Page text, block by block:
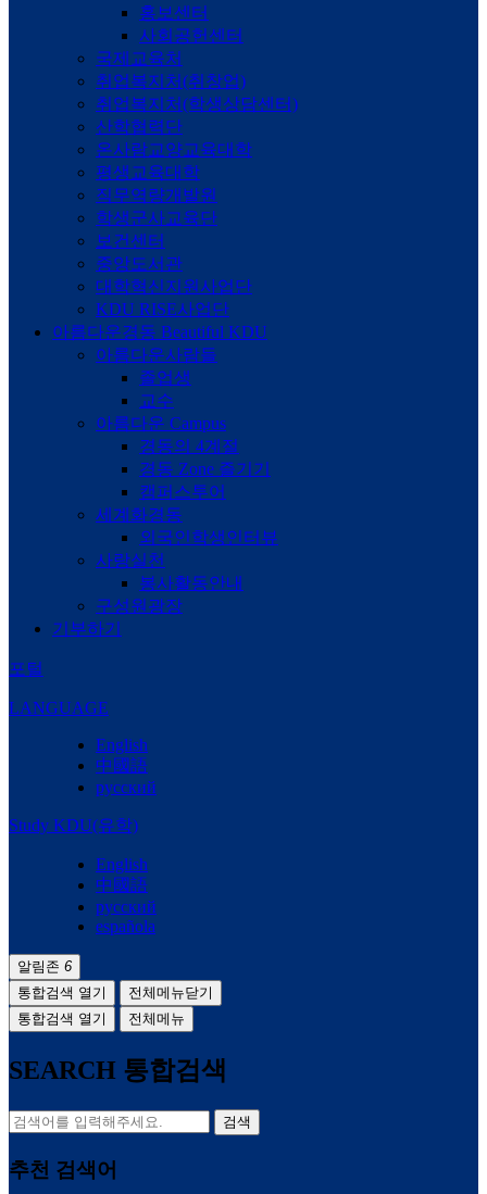
홍보센터
사회공헌센터
국제교육처
취업복지처(취창업)
취업복지처(학생상담센터)
산학협력단
온사람교양교육대학
평생교육대학
직무역량개발원
학생군사교육단
보건센터
중앙도서관
대학혁신지원사업단
KDU RISE사업단
아름다운경동 Beautiful KDU
아름다운사람들
졸업생
교수
아름다운 Campus
경동의 4계절
경동 Zone 즐기기
캠퍼스투어
세계화경동
외국인학생인터뷰
사랑실천
봉사활동안내
구성원광장
기부하기
포털
LANGUAGE
English
中國語
русский
Study KDU(유학)
English
中國語
русский
española
알림존 6
통합검색 열기
전체메뉴닫기
통합검색 열기
전체메뉴
SEARCH 통합검색
검색
추천 검색어